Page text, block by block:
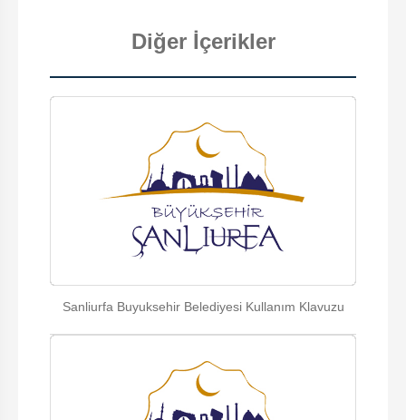
Diğer İçerikler
Sanliurfa Buyuksehir Belediyesi Kullanım Klavuzu